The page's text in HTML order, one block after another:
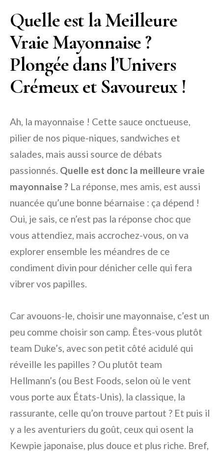
Quelle est la Meilleure
Vraie Mayonnaise ?
Plongée dans l’Univers
Crémeux et Savoureux !
Ah, la mayonnaise ! Cette sauce onctueuse,
pilier de nos pique-niques, sandwiches et
salades, mais aussi source de débats
passionnés. Quelle est donc la meilleure vraie
mayonnaise ? La réponse, mes amis, est aussi
nuancée qu’une bonne béarnaise : ça dépend !
Oui, je sais, ce n’est pas la réponse choc que
vous attendiez, mais accrochez-vous, on va
explorer ensemble les méandres de ce
condiment divin pour dénicher celle qui fera
vibrer vos papilles.
Car avouons-le, choisir une mayonnaise, c’est un
peu comme choisir son camp. Êtes-vous plutôt
team Duke’s, avec son petit côté acidulé qui
réveille les papilles ? Ou plutôt team
Hellmann’s (ou Best Foods, selon où le vent
vous porte aux États-Unis), la classique, la
rassurante, celle qu’on trouve partout ? Et puis il
y a les aventuriers du goût, ceux qui osent la
Kewpie japonaise, plus douce et plus riche. Bref,